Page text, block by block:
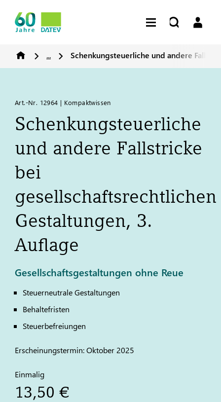
... Schenkungsteuerliche und andere
Art.-Nr. 12964 | Kompaktwissen
Schenkungsteuerliche
und andere Fallstricke
bei
gesellschaftsrechtlichen
Gestaltungen, 3.
Auflage
Gesellschaftsgestaltungen ohne Reue
Steuerneutrale Gestaltungen
Behaltefristen
Steuerbefreiungen
Erscheinungstermin: Oktober 2025
Einmalig
13,50 €